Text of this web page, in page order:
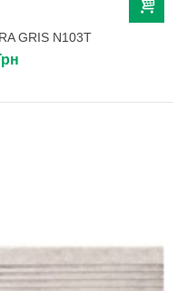
GRIS N103T